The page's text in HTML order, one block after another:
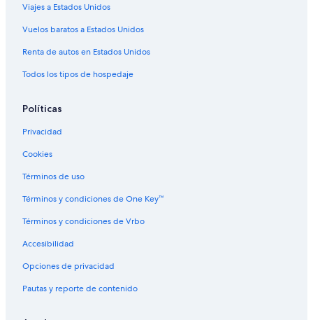
Apart-Hoteles en Sonsonate
Hoteles con spa en Sonsonate
Hoteles para ir de compras en Sonsonate
Hoteles románticos en Sonsonate
Hoteles baratos en Sonsonate
Hoteles cerca del acuario en Sonsonate
Hoteles cerca del lago en Sonsonate
Hoteles con aire acondicionado en Sonsonate
Viajes a Estados Unidos
Vuelos baratos a Estados Unidos
Renta de autos en Estados Unidos
Todos los tipos de hospedaje
Políticas
Privacidad
Cookies
Términos de uso
Términos y condiciones de One Key™
Términos y condiciones de Vrbo
Accesibilidad
Opciones de privacidad
Pautas y reporte de contenido